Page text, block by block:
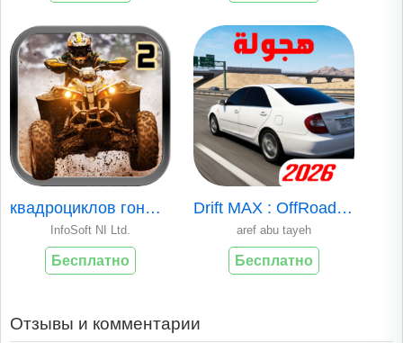
квадроциклов гонщик на квадроц
InfoSoft NI Ltd.
Бесплатно
Drift MAX : OffRoad Pro 4X4
aref abu tayeh
Бесплатно
Отзывы и комментарии